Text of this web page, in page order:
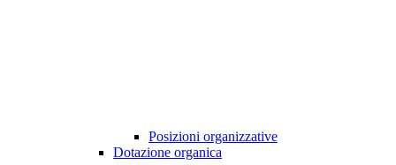
Posizioni organizzative
Dotazione organica